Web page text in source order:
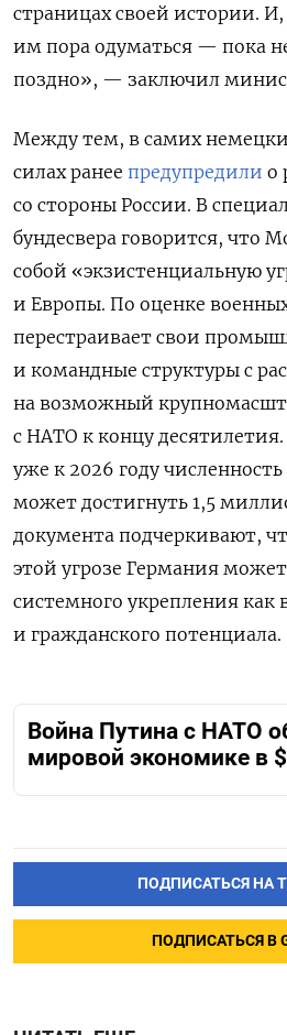
страницах своей истории.
им пора одуматься — пока
поздно», — заключил
Между тем, в самих
силах ранее предупредили о
со стороны России. В
бундесвера говорится, что
собой «экзистенциальную
и Европы. По оценке
перестраивает свои
и командные структуры с
на возможный
с НАТО к концу десятилетия.
уже к 2026 году
может достигнуть 1,5
документа подчеркивают,
этой угрозе Германия
системного укрепления как
и гражданского потенциала.
Война Путина с НАТО
мировой экономике в
ПОДПИСАТЬСЯ НА
ПОДПИСАТЬСЯ В